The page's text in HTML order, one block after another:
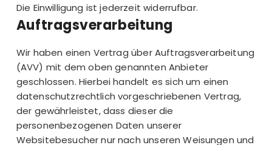
Die Einwilligung ist jederzeit widerrufbar.
Auftragsverarbeitung
Wir haben einen Vertrag über Auftragsverarbeitung
(AVV) mit dem oben genannten Anbieter
geschlossen. Hierbei handelt es sich um einen
datenschutzrechtlich vorgeschriebenen Vertrag,
der gewährleistet, dass dieser die
personenbezogenen Daten unserer
Websitebesucher nur nach unseren Weisungen und